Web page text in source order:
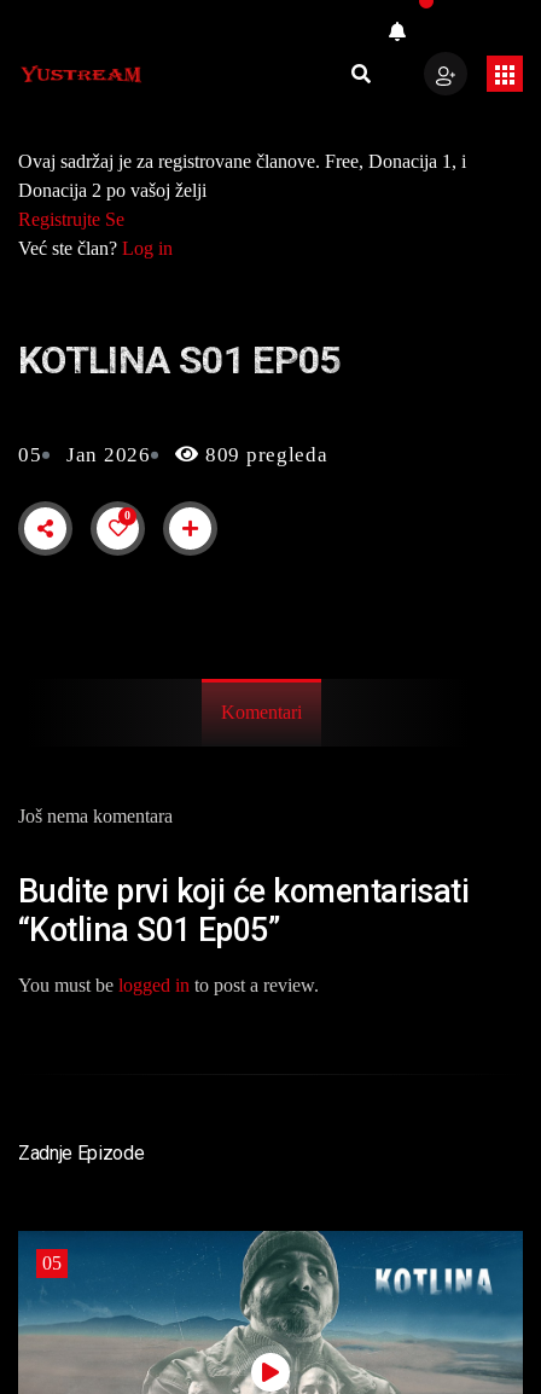
Ovaj sadržaj je za registrovane članove. Free, Donacija 1, i
Donacija 2 po vašoj želji
Registrujte Se
Već ste član? Log in
KOTLINA S01 EP05
05 Jan 2026 809 pregleda
0
Komentari
Još nema komentara
Budite prvi koji će komentarisati
“Kotlina S01 Ep05”
You must be logged in to post a review.
Zadnje Epizode
05